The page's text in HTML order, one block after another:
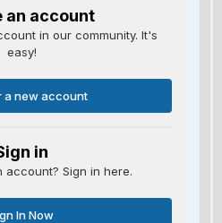
an account
in our community. It's
easy!
a new account
in
account? Sign in here.
In Now